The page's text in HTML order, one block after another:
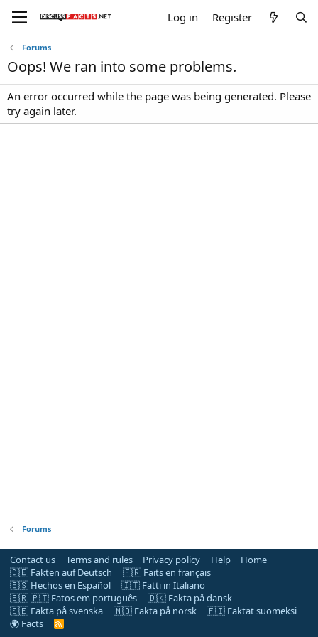
Log in Register
Forums
Oops! We ran into some problems.
An error occurred while the page was being generated. Please
try again later.
Forums
Contact us Terms and rules Privacy policy Help
Home
🇩🇪 Fakten auf Deutsch
🇫🇷 Faits en français
🇪🇸 Hechos en Español
🇮🇹 Fatti in Italiano
🇧🇷 🇵🇹 Fatos em português
🇩🇰 Fakta på dansk
🇸🇪 Fakta på svenska
🇳🇴 Fakta på norsk
🇫🇮 Faktat suomeksi
🌍 Facts
R